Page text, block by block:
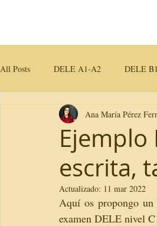
All Posts DELE A1-A2 DELE
Traducción e Interpretación
Ejemplo
escrita,
Ana María Pérez
Actualizado: 11 mar 2022
Aquí os propongo
examen DELE nivel